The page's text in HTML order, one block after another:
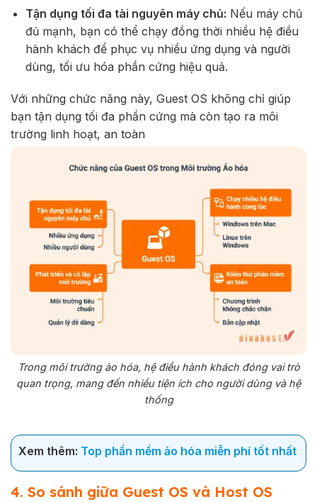
Tận dụng tối đa tài nguyên máy chủ: Nếu máy chủ
đủ mạnh, bạn có thể chạy đồng thời nhiều hệ điều
hành khách để phục vụ nhiều ứng dụng và người
dùng, tối ưu hóa phần cứng hiệu quả.
Với những chức năng này, Guest OS không chỉ giúp
bạn tận dụng tối đa phần cứng mà còn tạo ra môi
trường linh hoạt, an toàn
Trong môi trường ảo hóa, hệ điều hành khách đóng vai trò
quan trọng, mang đến nhiều tiện ích cho người dùng và hệ
thống
Xem thêm: Top phần mềm ảo hóa miễn phí tốt nhất
4. So sánh giữa Guest OS và Host OS